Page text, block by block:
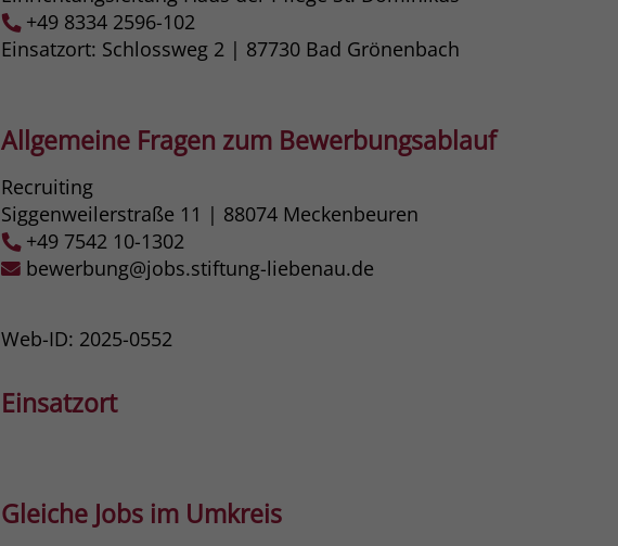
+49 8334 2596-102
Einsatzort: Schlossweg 2 | 87730​ Bad Grönenbach
Allgemeine Fragen zum Bewerbungsablauf
Recruiting
Siggenweilerstraße 11 | 88074 Meckenbeuren
+49 7542 10-1302
bewerbung@jobs.stiftung-liebenau.de
Web-ID: 2025-0552
Einsatzort
Gleiche Jobs im Umkreis